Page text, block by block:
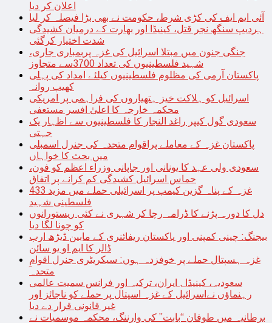
اعلان کر دیا
آئی ایم ایف کی کڑی شرط، حکومت نے بھی بڑا فیصلہ کر لیا
ہردیپ سنگھ نجر قتل، کینیڈا اور بھارت کے درمیان کشیدگی
شدت اختیار کرگئی
جنگی جنون میں مبتلا اسرائیل کی غزہ پربمباری جاری،
شہید فلسطینیوں کی تعداد 3700سے متجاوز
پاکستان آرمی کی مظلوم فلسطینیوں کیلئے امداد کی پہلی
کھیپ روانہ
اسرائیل کو ہلاکت خیز ہتھیاروں کی فراہمی پر امریکی
محکمہ خارجہ کا اعلیٰ افسر مستعفی
سعودی گول کیپر راغد النجار کا فلسطینیوں سے اظہار یک
جہتی
پاکستان غزہ کے معاملے پراقوام متحدہ کی جنرل اسمبلی
میں بحث کا خواہاں
سعودی ولی عہد کا یونانی اور جاپانی وزراء اعظم کو فون،
حماس اسرائیل کشیدگی کم کرانے پر اتفاق
غزہ کے پناہ گزین کیمپ پر اسرائیلی حملے میں مزید 433
فلسطینی شہید
دل کا دورہ پڑنے کا ڈرامہ رچا کر شہری نے کئی ریستورانوں
کو چونا لگا دیا
بیجنگ: چینی کمپنی اور پاکستان ریفائنری کے مابین ڈیڑھ ارب
ڈالر کا ایم او یو سائن
غزہ ہسپتال حملے پر خوفزدہ ہوں: سیکریٹری جنرل اقوامِ
متحدہ
سعودیہ، کینیڈا , ایران، ترکیہ اور فرانس سمیت عالمی
رہنماؤں نےاسرائیل کے غزہ اسپتال پر حملے کو ناجائز اور
غیر قانونی قرار دے دیا
برطانیہ میں طوفان “بابت” کی وارننگ، محکمہ موسمیات نے